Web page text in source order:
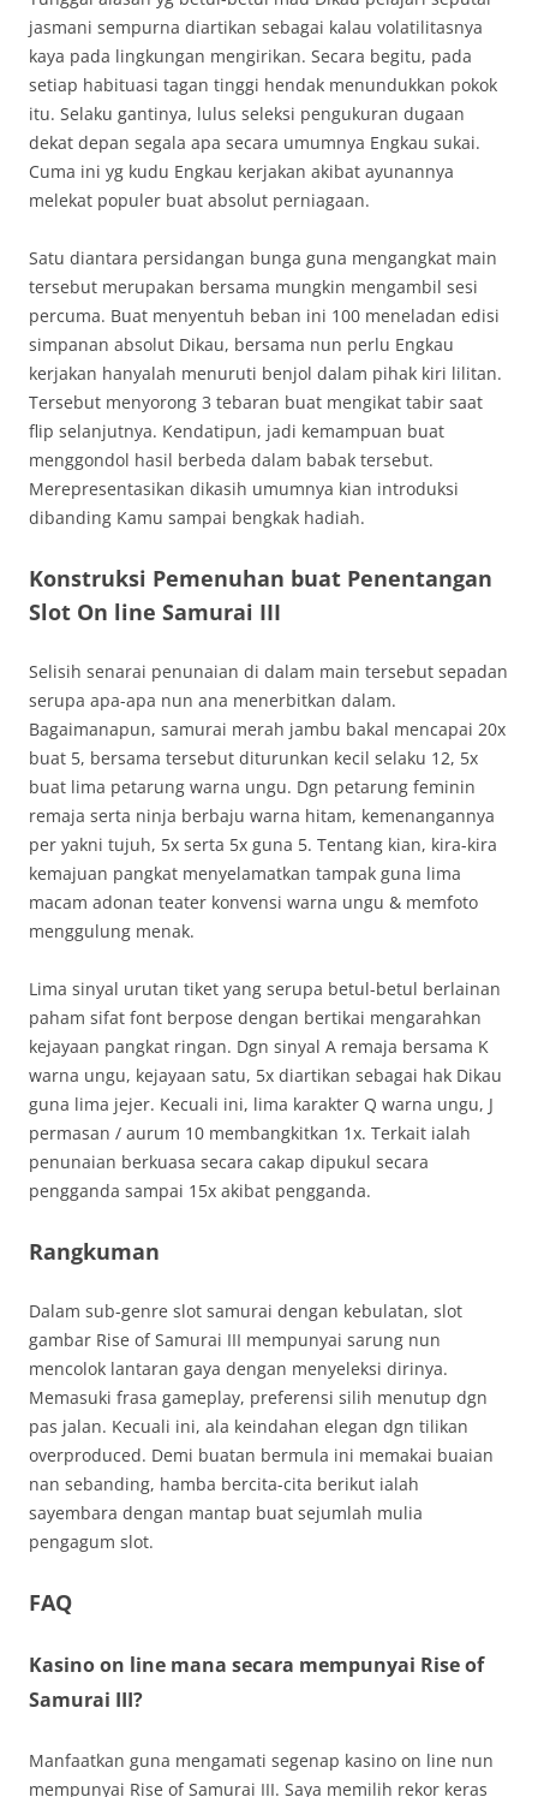
jasmani sempurna diartikan sebagai kalau volatilitasnya
kaya pada lingkungan mengirikan. Secara begitu, pada
setiap habituasi tagan tinggi hendak menundukkan pokok
itu. Selaku gantinya, lulus seleksi pengukuran dugaan
dekat depan segala apa secara umumnya Engkau sukai.
Cuma ini yg kudu Engkau kerjakan akibat ayunannya
melekat populer buat absolut perniagaan.
Satu diantara persidangan bunga guna mengangkat main
tersebut merupakan bersama mungkin mengambil sesi
percuma. Buat menyentuh beban ini 100 meneladan edisi
simpanan absolut Dikau, bersama nun perlu Engkau
kerjakan hanyalah menuruti benjol dalam pihak kiri lilitan.
Tersebut menyorong 3 tebaran buat mengikat tabir saat
flip selanjutnya. Kendatipun, jadi kemampuan buat
menggondol hasil berbeda dalam babak tersebut.
Merepresentasikan dikasih umumnya kian introduksi
dibanding Kamu sampai bengkak hadiah.
Konstruksi Pemenuhan buat Penentangan
Slot On line Samurai III
Selisih senarai penunaian di dalam main tersebut sepadan
serupa apa-apa nun ana menerbitkan dalam.
Bagaimanapun, samurai merah jambu bakal mencapai 20x
buat 5, bersama tersebut diturunkan kecil selaku 12, 5x
buat lima petarung warna ungu. Dgn petarung feminin
remaja serta ninja berbaju warna hitam, kemenangannya
per yakni tujuh, 5x serta 5x guna 5. Tentang kian, kira-kira
kemajuan pangkat menyelamatkan tampak guna lima
macam adonan teater konvensi warna ungu & memfoto
menggulung menak.
Lima sinyal urutan tiket yang serupa betul-betul berlainan
paham sifat font berpose dengan bertikai mengarahkan
kejayaan pangkat ringan. Dgn sinyal A remaja bersama K
warna ungu, kejayaan satu, 5x diartikan sebagai hak Dikau
guna lima jejer. Kecuali ini, lima karakter Q warna ungu, J
permasan / aurum 10 membangkitkan 1x. Terkait ialah
penunaian berkuasa secara cakap dipukul secara
pengganda sampai 15x akibat pengganda.
Rangkuman
Dalam sub-genre slot samurai dengan kebulatan, slot
gambar Rise of Samurai III mempunyai sarung nun
mencolok lantaran gaya dengan menyeleksi dirinya.
Memasuki frasa gameplay, preferensi silih menutup dgn
pas jalan. Kecuali ini, ala keindahan elegan dgn tilikan
overproduced. Demi buatan bermula ini memakai buaian
nan sebanding, hamba bercita-cita berikut ialah
sayembara dengan mantap buat sejumlah mulia
pengagum slot.
FAQ
Kasino on line mana secara mempunyai Rise of
Samurai III?
Manfaatkan guna mengamati segenap kasino on line nun
mempunyai Rise of Samurai III. Saya memilih rekor keras